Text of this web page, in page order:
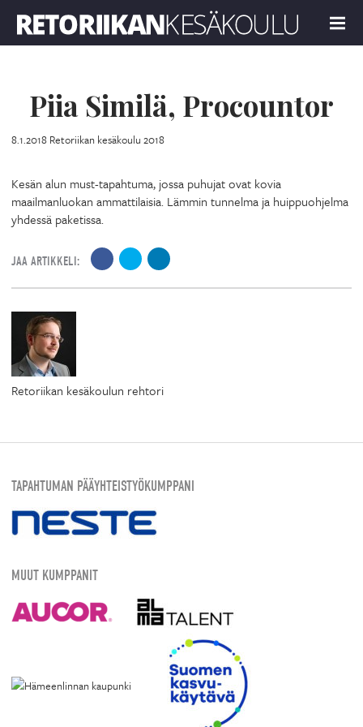
MENU
Piia Similä, Procountor
8.1.2018 Retoriikan kesäkoulu 2018
Kesän alun must-tapahtuma, jossa puhujat ovat kovia
maailmanluokan ammattilaisia. Lämmin tunnelma ja huippuohjelma
yhdessä paketissa.
JAA ARTIKKELI:
Retoriikan kesäkoulun rehtori
TAPAHTUMAN PÄÄYHTEISTYÖKUMPPANI
MUUT KUMPPANIT